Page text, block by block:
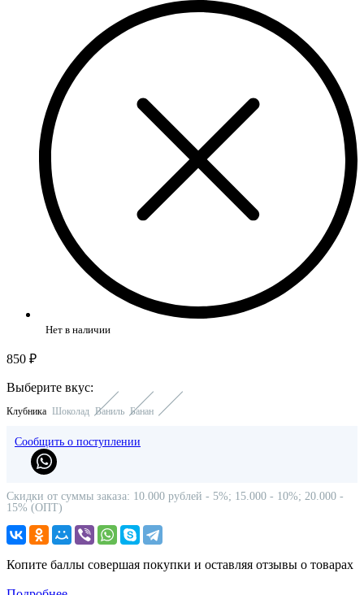
Нет в наличии
850 ₽
Выберите вкус:
Клубника Шоколад Ваниль Банан
Сообщить о поступлении
Скидки от суммы заказа: 10.000 рублей - 5%; 15.000 - 10%; 20.000 -
15% (ОПТ)
Копите баллы совершая покупки и оставляя отзывы о товарах